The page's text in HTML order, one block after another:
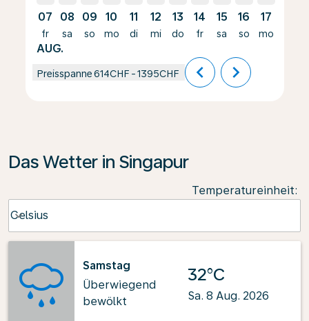
07
fr
AUG.
08
sa
09
so
10
mo
11
di
12
mi
13
do
14
fr
15
sa
16
so
17
mo
Preisspanne614CHF -1395CHF chevron_left chevron_right
Das Wetter in Singapur
Temperatureinheit:
Celsius
keyboard_arrow_down
Samstag
Überwiegend
bewölkt
32°C
Sa. 8 Aug. 2026